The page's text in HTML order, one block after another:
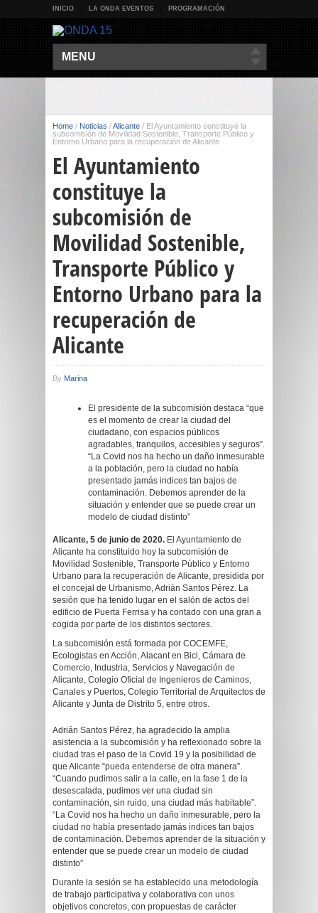
INICIO LA ONDA EVENTOS PROGRAMACIÓN
MENU
Home / Noticias /Alicante / El Ayuntamiento constituye la
subcomisión de Movilidad Sostenible, Transporte Público y
Entorno Urbano para la recuperación de Alicante
El Ayuntamiento
constituye la
subcomisión de
Movilidad Sostenible,
Transporte Público y
Entorno Urbano para la
recuperación de
Alicante
By Marina
El presidente de la subcomisión destaca “que
es el momento de crear la ciudad del
ciudadano, con espacios públicos
agradables, tranquilos, accesibles y seguros”.
“La Covid nos ha hecho un daño inmesurable
a la población, pero la ciudad no había
presentado jamás indices tan bajos de
contaminación. Debemos aprender de la
situación y entender que se puede crear un
modelo de ciudad distinto”
Alicante, 5 de junio de 2020. El Ayuntamiento de
Alicante ha constituido hoy la subcomisión de
Movilidad Sostenible, Transporte Público y Entorno
Urbano para la recuperación de Alicante, presidida por
el concejal de Urbanismo, Adrián Santos Pérez. La
sesión que ha tenido lugar en el salón de actos del
edificio de Puerta Ferrisa y ha contado con una gran a
cogida por parte de los distintos sectores.
La subcomisión está formada por COCEMFE,
Ecologistas en Acción, Alacant en Bici, Cámara de
Comercio, Industria, Servicios y Navegación de
Alicante, Colegio Oficial de Ingenieros de Caminos,
Canales y Puertos, Colegio Territorial de Arquitectos de
Alicante y Junta de Distrito 5, entre otros.
Adrián Santos Pérez, ha agradecido la amplia
asistencia a la subcomisión y ha reflexionado sobre la
ciudad tras el paso de la Covid 19 y la posibilidad de
que Alicante “pueda entenderse de otra manera”.
“Cuando pudimos salir a la calle, en la fase 1 de la
desescalada, pudimos ver una ciudad sin
contaminación, sin ruido, una ciudad más habitable”.
“La Covid nos ha hecho un daño inmesurable, pero la
ciudad no había presentado jamás indices tan bajos
de contaminación. Debemos aprender de la situación y
entender que se puede crear un modelo de ciudad
distinto”
Durante la sesión se ha establecido una metodología
de trabajo participativa y colaborativa con unos
objetivos concretos, con propuestas de carácter